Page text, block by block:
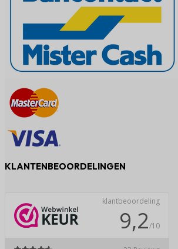
KLANTENBEOORDELINGEN